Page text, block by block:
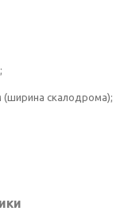
(ширина скалодрома);